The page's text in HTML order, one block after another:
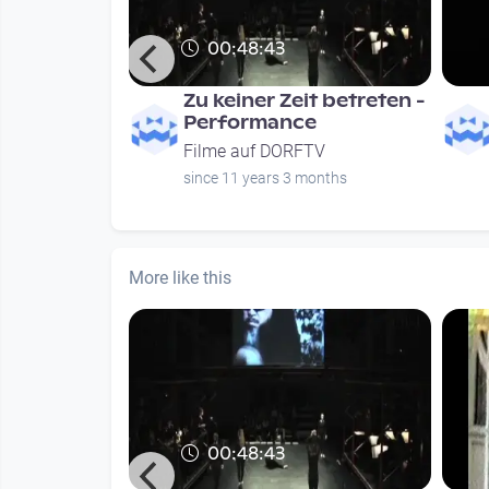
00:48:43
Zu keiner Zeit betreten -
Performance
Filme auf DORFTV
since 11 years 3 months
More like this
00:48:43